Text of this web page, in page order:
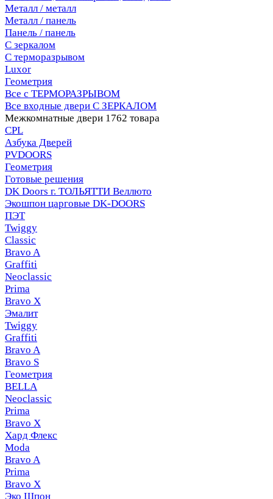
Металл / металл
Металл / панель
Панель / панель
С зеркалом
С терморазрывом
Luxor
Геометрия
Все с ТЕРМОРАЗРЫВОМ
Все входные двери С ЗЕРКАЛОМ
Межкомнатные двери 1762 товара
CPL
Азбука Дверей
PVDOORS
Геометрия
Готовые решения
DK Doors г. ТОЛЬЯТТИ Веллюто
Экошпон царговые DK-DOORS
ПЭТ
Twiggy
Classic
Bravo A
Graffiti
Neoclassic
Prima
Bravo X
Эмалит
Twiggy
Graffiti
Bravo A
Bravo S
Геометрия
BELLA
Neoclassic
Prima
Bravo X
Хард Флекс
Moda
Bravo A
Prima
Bravo X
Эко Шпон